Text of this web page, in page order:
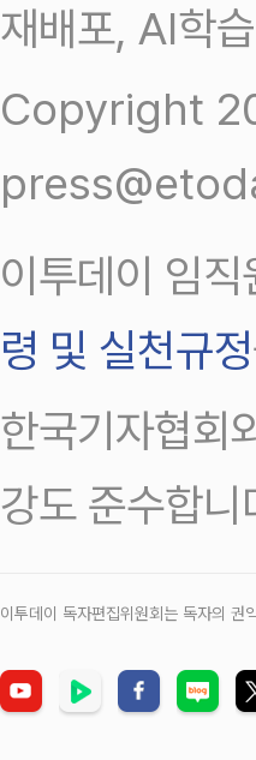
재배포, AI학
Copyright
이투데이 임
령 및 실천규정
한국기자협회
강도 준수합니
이투데이 독자편집위원회는 독자의 권